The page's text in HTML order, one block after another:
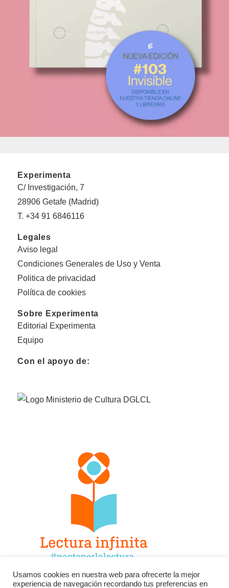
Experimenta
C/ Investigación, 7
28906 Getafe (Madrid)
T. +34 91 6846116
Legales
Aviso legal
Condiciones Generales de Uso y Venta
Politica de privacidad
Política de cookies
Sobre Experimenta
Editorial Experimenta
Equipo
Con el apoyo de:
Usamos cookies en nuestra web para ofrecerte la mejor
experiencia de navegación recordando tus preferencias en